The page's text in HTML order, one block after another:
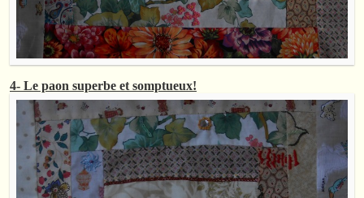
4- Le paon superbe et somptueux!